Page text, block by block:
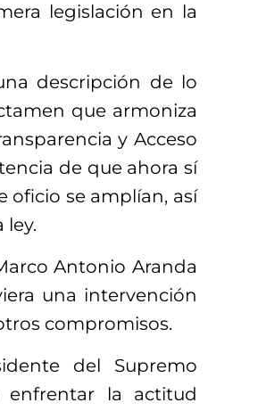
legislación en la
descripción de lo
que armoniza
y Acceso
de que ahora sí
oficio se amplían, así
ley.
Antonio Aranda
una intervención
compromisos.
del Supremo
enfrentar la actitud